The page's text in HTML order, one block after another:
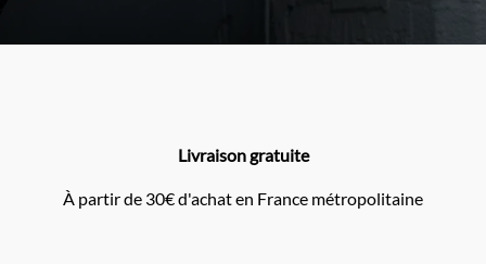
Livraison gratuite
À partir de 30€ d'achat en France métropolitaine